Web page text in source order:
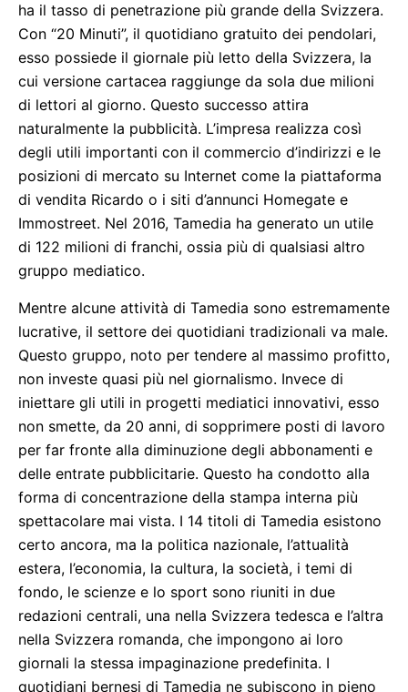
ha il tasso di penetrazione più grande della Svizzera.
Con “20 Minuti”, il quotidiano gratuito dei pendolari,
esso possiede il giornale più letto della Svizzera, la
cui versione cartacea raggiunge da sola due milioni
di lettori al giorno. Questo successo attira
naturalmente la pubblicità. L’impresa realizza così
degli utili importanti con il commercio d’indirizzi e le
posizioni di mercato su Internet come la piattaforma
di vendita Ricardo o i siti d’annunci Homegate e
Immostreet. Nel 2016, Tamedia ha generato un utile
di 122 milioni di franchi, ossia più di qualsiasi altro
gruppo mediatico.
Mentre alcune attività di Tamedia sono estremamente
lucrative, il settore dei quotidiani tradizionali va male.
Questo gruppo, noto per tendere al massimo profitto,
non investe quasi più nel giornalismo. Invece di
iniettare gli utili in progetti mediatici innovativi, esso
non smette, da 20 anni, di sopprimere posti di lavoro
per far fronte alla diminuzione degli abbonamenti e
delle entrate pubblicitarie. Questo ha condotto alla
forma di concentrazione della stampa interna più
spettacolare mai vista. I 14 titoli di Tamedia esistono
certo ancora, ma la politica nazionale, l’attualità
estera, l’economia, la cultura, la società, i temi di
fondo, le scienze e lo sport sono riuniti in due
redazioni centrali, una nella Svizzera tedesca e l’altra
nella Svizzera romanda, che impongono ai loro
giornali la stessa impaginazione predefinita. I
quotidiani bernesi di Tamedia ne subiscono in pieno